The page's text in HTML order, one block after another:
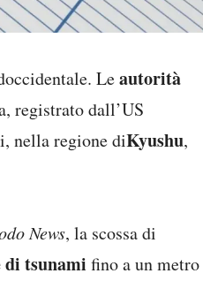
Leautorità
registrato dall’US
nella regione diKyushu,
News, la scossa di
di tsunami fino a un metro